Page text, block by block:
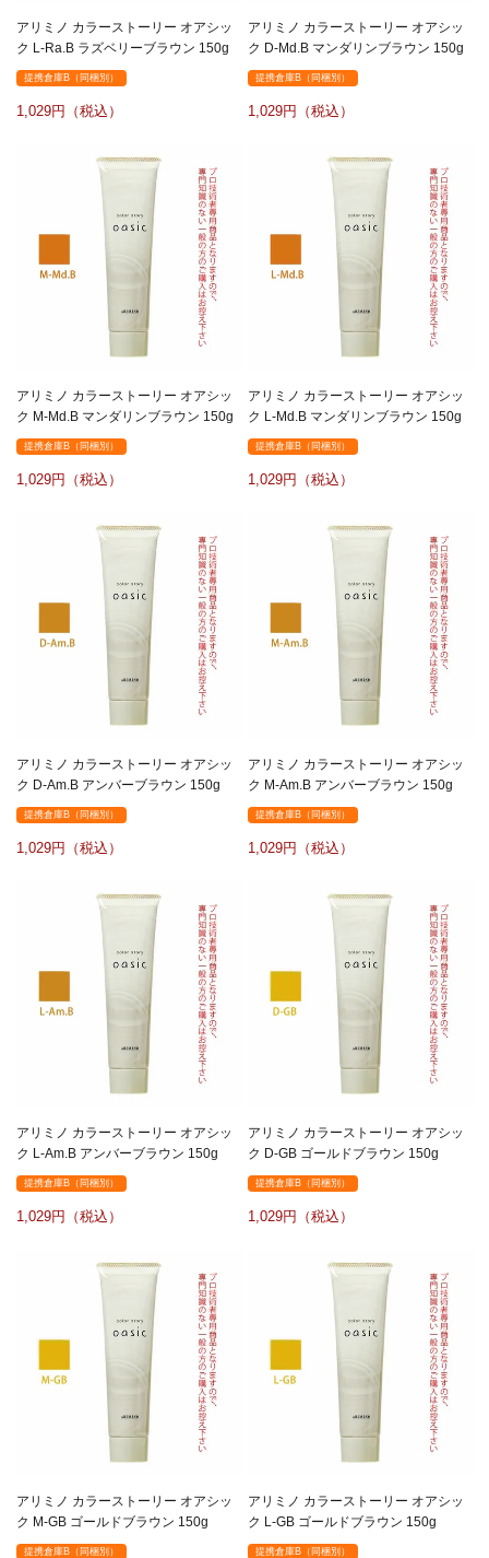
アリミノ カラーストーリー オアシッ
ク L-Ra.B ラズベリーブラウン 150g
提携倉庫B（同梱別）
1,029
アリミノ カラーストーリー オアシッ
ク D-Md.B マンダリンブラウン 150g
提携倉庫B（同梱別）
1,029
アリミノ カラーストーリー オアシッ
ク M-Md.B マンダリンブラウン 150g
提携倉庫B（同梱別）
1,029
アリミノ カラーストーリー オアシッ
ク L-Md.B マンダリンブラウン 150g
提携倉庫B（同梱別）
1,029
アリミノ カラーストーリー オアシッ
ク D-Am.B アンバーブラウン 150g
提携倉庫B（同梱別）
1,029
アリミノ カラーストーリー オアシッ
ク M-Am.B アンバーブラウン 150g
提携倉庫B（同梱別）
1,029
アリミノ カラーストーリー オアシッ
ク L-Am.B アンバーブラウン 150g
提携倉庫B（同梱別）
1,029
アリミノ カラーストーリー オアシッ
ク D-GB ゴールドブラウン 150g
提携倉庫B（同梱別）
1,029
アリミノ カラーストーリー オアシッ
ク M-GB ゴールドブラウン 150g
提携倉庫B（同梱別）
アリミノ カラーストーリー オアシッ
ク L-GB ゴールドブラウン 150g
提携倉庫B（同梱別）